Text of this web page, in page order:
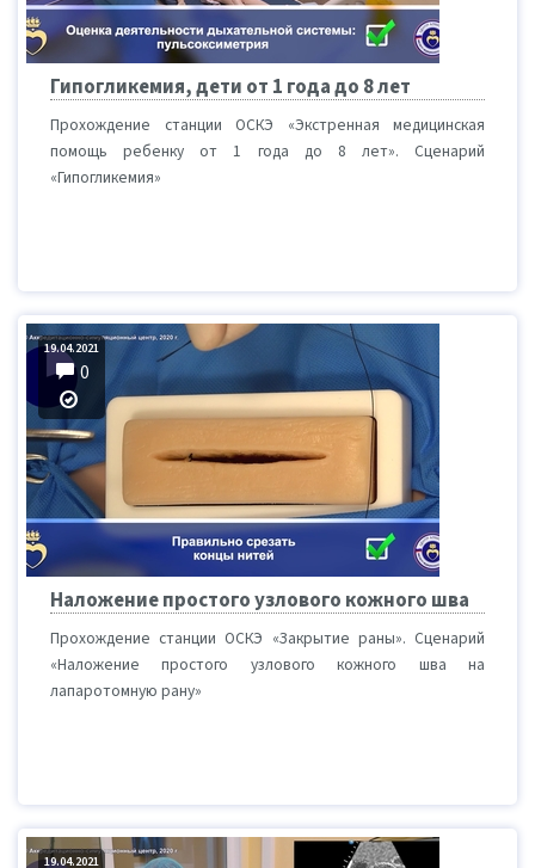
Гипогликемия, дети от 1 года до 8 лет
Прохождение станции ОСКЭ «Экстренная медицинская
помощь ребенку от 1 года до 8 лет». Сценарий
«Гипогликемия»
19.04.2021
0
Наложение простого узлового кожного шва
Прохождение станции ОСКЭ «Закрытие раны». Сценарий
«Наложение простого узлового кожного шва на
лапаротомную рану»
19.04.2021